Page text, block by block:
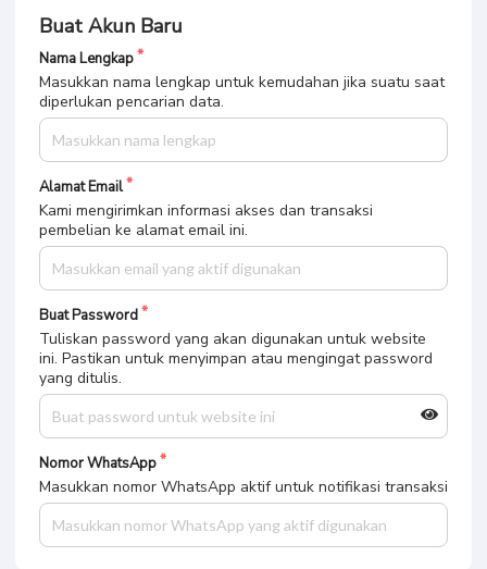
Buat Akun Baru
Nama Lengkap
Masukkan nama lengkap untuk kemudahan jika suatu saat
diperlukan pencarian data.
Alamat Email
Kami mengirimkan informasi akses dan transaksi
pembelian ke alamat email ini.
Buat Password
Tuliskan password yang akan digunakan untuk website
ini. Pastikan untuk menyimpan atau mengingat password
yang ditulis.
Nomor WhatsApp
Masukkan nomor WhatsApp aktif untuk notifikasi transaksi